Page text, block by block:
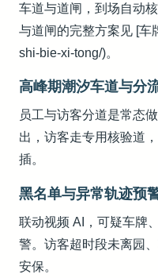
车道与道闸，到场自动
与道闸的完整方案见 [车
shi-bie-xi-tong/)。
高峰期潮汐车道与分
员工与访客分道是常态
出，访客走专用核验道
插。
黑名单与异常轨迹预
联动视频 AI，可疑车牌
警。访客超时段未离园
安保。